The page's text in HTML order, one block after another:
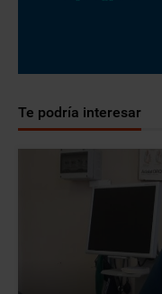
Te podría interesar